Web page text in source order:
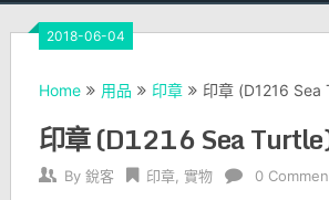
2018-06-04
Home 用品 印章 印章 (D1216 Sea
印章 (D1216 Sea
By 銳客 印章, 實物 0